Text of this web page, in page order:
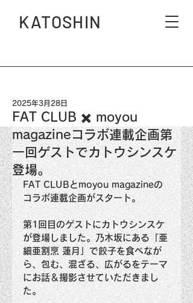
KATOSHIN
FAT CLUB ✖️ moyou
magazineコラボ連載企画第
一回ゲストでカトウシンスケ
登場。
2025年3月28日
FAT CLUBとmoyou magazineの
コラボ連載企画がスタート。
第1回目のゲストにカトウシンスケ
が登場しました。乃木坂にある「亜
細亜割烹 蓮月」で餃子を食べなが
ら、包む、混ざる、広がるをテーマ
にお話＆撮影させていただきまし
た。